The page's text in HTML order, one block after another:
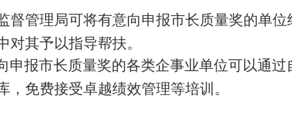
督管理局可将有意向申报市长质量奖的单
对其予以指导帮扶。
申报市长质量奖的各类企事业单位可以通
，免费接受卓越绩效管理等培训。